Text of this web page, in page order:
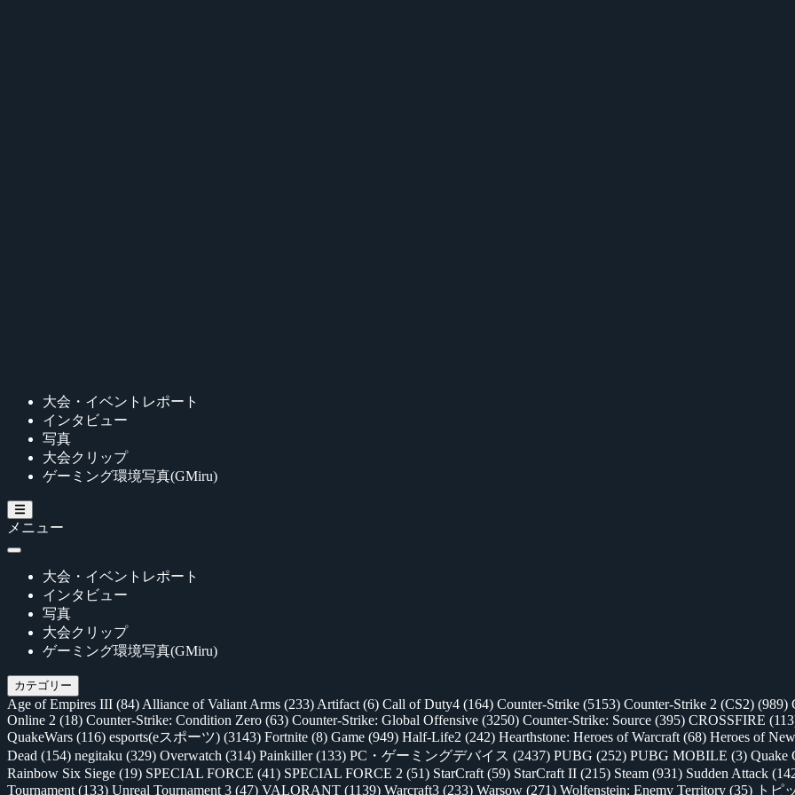
大会・イベントレポート
インタビュー
写真
大会クリップ
ゲーミング環境写真(GMiru)
メニュー
大会・イベントレポート
インタビュー
写真
大会クリップ
ゲーミング環境写真(GMiru)
カテゴリー
Age of Empires III (84) Alliance of Valiant Arms (233) Artifact (6) Call of Duty4 (164) Counter-Strike (5153) Counter-Strike 2 (CS2) (989)
Online 2 (18) Counter-Strike: Condition Zero (63) Counter-Strike: Global Offensive (3250) Counter-Strike: Source (395) CROSSFIRE
QuakeWars (116) esports(eスポーツ) (3143) Fortnite (8) Game (949) Half-Life2 (242) Hearthstone: Heroes of Warcraft (68) Heroes of
Dead (154) negitaku (329) Overwatch (314) Painkiller(133) PC・ゲーミングデバイス (2437) PUBG (252) PUBG MOBILE (3) Quake
Rainbow Six Siege (19) SPECIAL FORCE (41) SPECIAL FORCE 2 (51) StarCraft (59) StarCraft II (215) Steam (931) Sudden Attack
Tournament (133) Unreal Tournament 3 (47) VALORANT (1139) Warcraft3 (233) Warsow (271) Wolfenstein: Enemy Territory (35) トピ